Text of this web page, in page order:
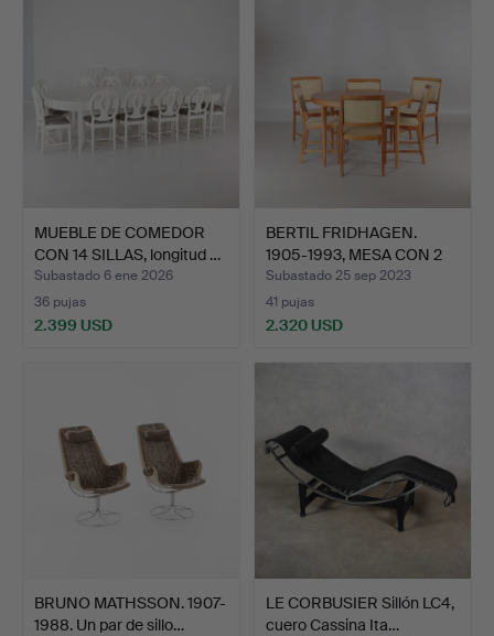
MUEBLE DE COMEDOR
CON 14 SILLAS, longitud …
Subastado 6 ene 2026
36 pujas
2.399 USD
BERTIL FRIDHAGEN.
1905-1993, MESA CON 2
TA…
Subastado 25 sep 2023
41 pujas
2.320 USD
BRUNO MATHSSON. 1907-
1988. Un par de sillo…
LE CORBUSIER Sillón LC4,
cuero Cassina Ita…